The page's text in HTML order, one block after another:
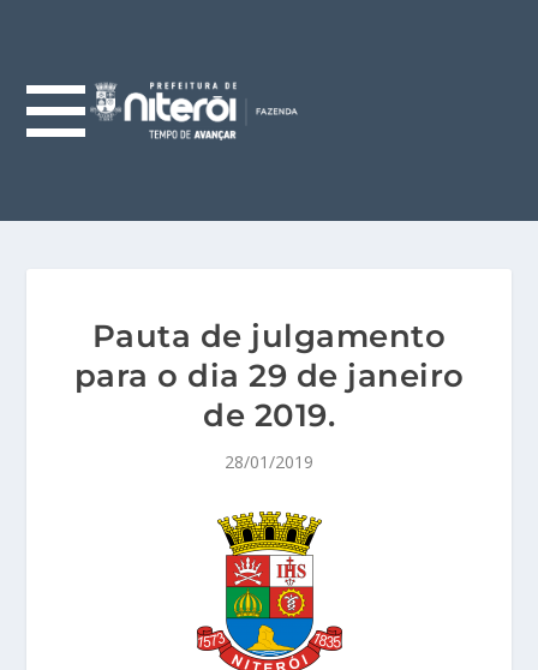
Pauta de julgamento
para o dia 29 de janeiro
de 2019.
28/01/2019